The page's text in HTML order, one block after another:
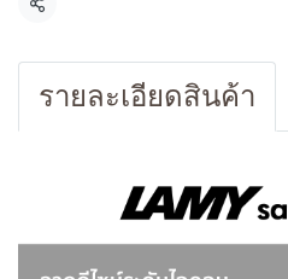
แชร์
รายละเอียดสินค้า